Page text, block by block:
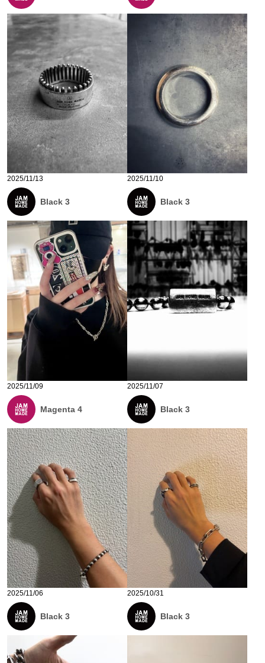
2025/11/13
Black 3
2025/11/10
Black 3
2025/11/09
Magenta 4
2025/11/07
Black 3
2025/11/06
Black 3
2025/10/31
Black 3